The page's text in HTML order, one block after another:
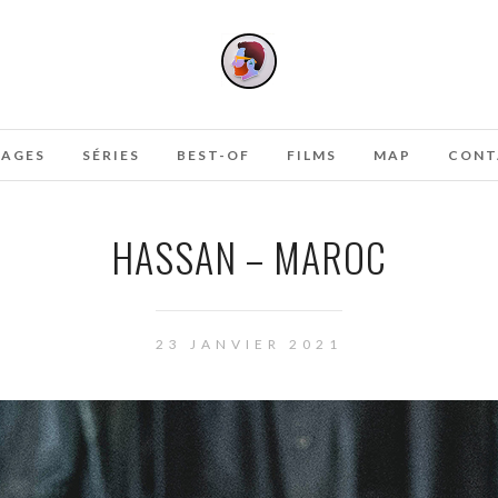
SÉRIES BEST-OF FILMS MAP
HASSAN – MAROC
23 JANVIER 2021